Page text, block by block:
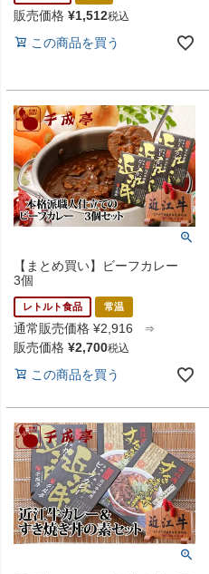
販売価格 ¥1,512税込
この商品を買う
【まとめ買い】ビーフカレー
3個
レトルト食品 常温
通常販売価格 ¥2,916 ⇒
販売価格 ¥2,700税込
この商品を買う